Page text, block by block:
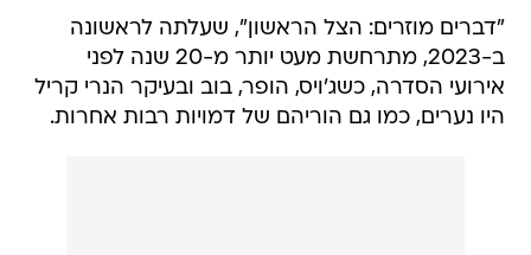
"דברים מוזרים: הצל הראשון", שעלתה לראשונה
ב-2023, מתרחשת מעט יותר מ-20 שנה לפני
אירועי הסדרה, כשג'ויס, הופר, בוב ובעיקר הנרי קריל
היו נערים, כמו גם הוריהם של דמויות רבות אחרות.